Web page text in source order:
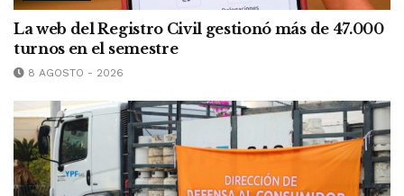
La web del Registro Civil gestionó más de 47.000
turnos en el semestre
8 AGOSTO - 2026